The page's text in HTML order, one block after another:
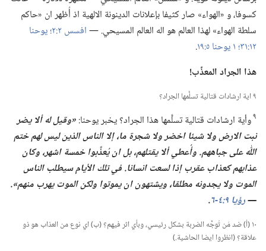
كسوفا،‏ و «الهواء» صار كثيفا بإعلانات الدينونة الالهية اذ أُظهر ان «حاكم
سلطة الهواء» لهذا العالم هو اله العالم المسيحي.‏ —‏افسس ٢:‏٢؛‏
يوحنا
١٢:‏٣١؛‏
‏.‏
هذا الجراد المعذِّب!‏
٩ اية ارشادات قتالية تسلَّمها الجراد؟‏
٩وأية ارشادات قتالية تسلَّمها هذا الجراد؟‏ يخبر يوحنا:‏‏«وقيل له ألا يضر
نبت الارض ولا شيئا اخضر ولا شجرة ما،‏ إلا الناس الذين ليس لهم ختم
اللّٰه على جباههم.‏وأُعطي ألا يقتلهم،‏ بل ان يُعذَّبوا خمسة اشهر،‏ وكان
عذابهم كعذاب عقرب إذا لسعت انسانا.‏فيتلك الأيام سيطلب الناس
الموت ولا يجدونه مطلقا،‏ ويشتهون ان يموتوا ولكن الموت يهرب منهم».‏
—‏رؤيا ٩:‏​٤ ‏-‏٦‏.‏
١٠ (‏أ)‏ ضد مَن تُوجَّه الضربة بشكل رئيسي،‏ وبأي اثر فيهم؟‏ (‏ب)‏ اي نوع من العذاب هو ذو
علاقة؟‏ (‏انظروا ايضا الحاشية.‏)‏